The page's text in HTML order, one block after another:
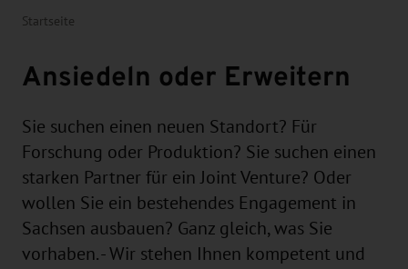
Startseite
Ansiedeln oder Erweitern
Sie suchen einen neuen Standort? Für
Forschung oder Produktion? Sie suchen einen
starken Partner für ein Joint Venture? Oder
wollen Sie ein bestehendes Engagement in
Sachsen ausbauen? Ganz gleich, was Sie
vorhaben. - Wir stehen Ihnen kompetent und